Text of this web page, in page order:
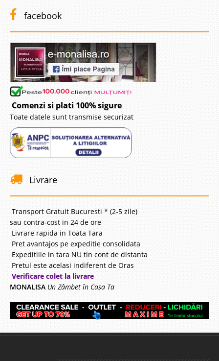
facebook
Comenzi si plati 100% sigure
Toate datele sunt transmise securizat
Livrare
Transport Gratuit Bucuresti * (2-5 zile)
sau contra-cost in 24 de ore
Livrare rapida in Toata Tara
Pret avantajos pe expeditie consolidata
Expeditiile in tara NU tin cont de distanta
Pretul este acelasi indiferent de Oras
Verificare colet la livrare
MONALISA Un Zâmbet în Casa Ta